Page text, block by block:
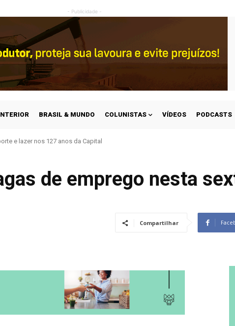
- Publicidade -
BRASIL & MUNDO COLUNISTAS VÍDEOS PODCASTS
e lazer nos 127 anos da Capital
de emprego nesta
Compartilhar